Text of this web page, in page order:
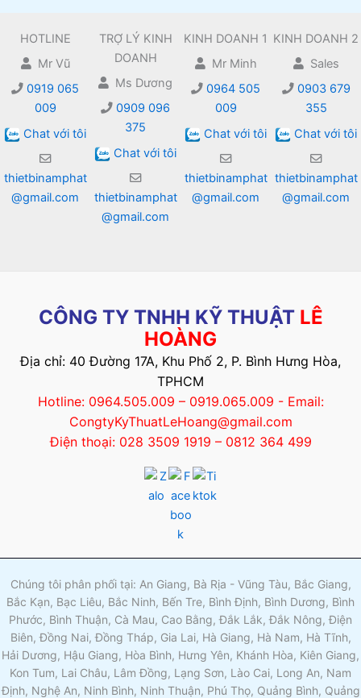
HOTLINE
Mr Vũ
0919 065
009
Chat với tôi
thietbinamphat
@gmail.com
TRỢ LÝ KINH
DOANH
Ms Dương
0909 096
375
Chat với tôi
thietbinamphat
@gmail.com
KINH DOANH 1
Mr Minh
0964 505
009
Chat với tôi
thietbinamphat
@gmail.com
KINH DOANH 2
Sales
0903 679
355
Chat với tôi
thietbinamphat
@gmail.com
CÔNG TY TNHH KỸ THUẬT LÊ
HOÀNG
Địa chỉ: 40 Đường 17A, Khu Phố 2, P. Bình Hưng Hòa,
TPHCM
Hotline: 0964.505.009 – 0919.065.009 - Email:
CongtyKyThuatLeHoang@gmail.com
Điện thoại: 028 3509 1919 – 0812 364 499
Chúng tôi phân phối tại: An Giang, Bà Rịa - Vũng Tàu, Bắc Giang,
Bắc Kạn, Bạc Liêu, Bắc Ninh, Bến Tre, Bình Định, Bình Dương, Bình
Phước, Bình Thuận, Cà Mau, Cao Bằng, Đắk Lắk, Đắk Nông, Điện
Biên, Đồng Nai, Đồng Tháp, Gia Lai, Hà Giang, Hà Nam, Hà Tĩnh,
Hải Dương, Hậu Giang, Hòa Bình, Hưng Yên, Khánh Hòa, Kiên Giang,
Kon Tum, Lai Châu, Lâm Đồng, Lạng Sơn, Lào Cai, Long An, Nam
Định, Nghệ An, Ninh Bình, Ninh Thuận, Phú Thọ, Quảng Bình, Quảng